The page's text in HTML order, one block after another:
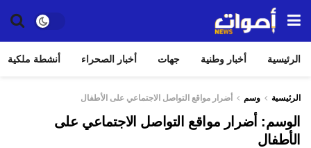
الرئيسية أخبار وطنية جهات أخبار الصحراء أنشطة ملكية
الرئيسية وسم أضرار مواقع التواصل الاجتماعي على الأطفال
الوسم: أضرار مواقع التواصل الاجتماعي على
الأطفال